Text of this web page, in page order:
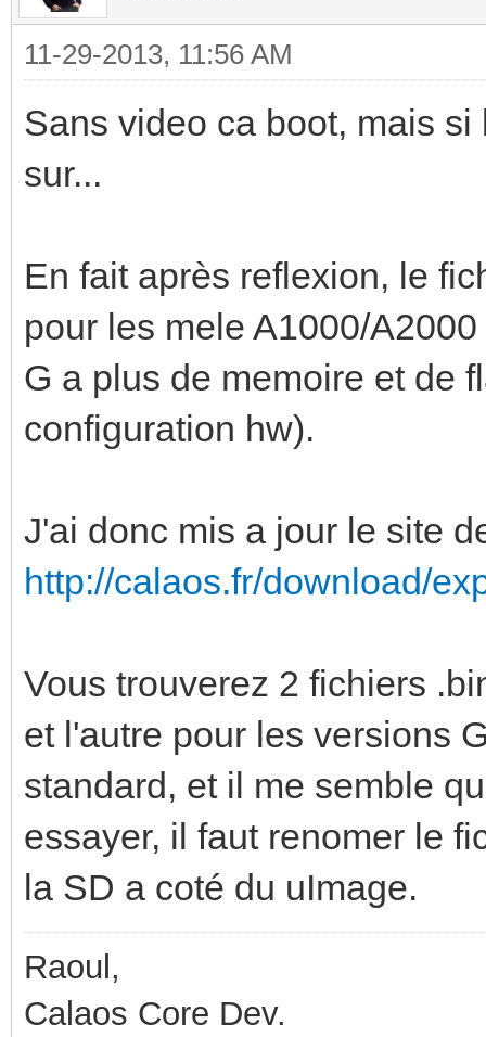
11-29-2013, 11:56 AM
Sans video ca boot, mais
sur...
En fait après reflexion, le
pour les mele A1000/
G a plus de memoire et de
configuration hw).
J'ai donc mis a jour le site
http://calaos.fr/download/
Vous trouverez 2 fichiers
et l'autre pour les versions
standard, et il me semble
essayer, il faut renomer le
la SD a coté du uImage.
Raoul,
Calaos Core Dev.